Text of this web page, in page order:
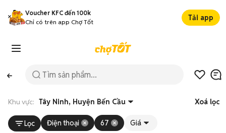
Voucher KFC đến 100k
Chỉ có trên app Chợ Tốt
Tải app
Khu vực: Tây Ninh, Huyện Bến Cầu Xoá lọc
Lọc Điện thoại 67 Giá